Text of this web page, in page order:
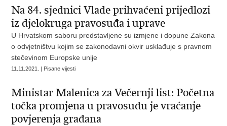
Na 84. sjednici Vlade prihvaćeni prijedlozi
iz djelokruga pravosuđa i uprave
U Hrvatskom saboru predstavljene su izmjene i dopune Zakona
o odvjetništvu kojim se zakonodavni okvir usklađuje s pravnom
stečevinom Europske unije
11.11.2021. | Pisane vijesti
Ministar Malenica za Večernji list: Početna
točka promjena u pravosuđu je vraćanje
povjerenja građana